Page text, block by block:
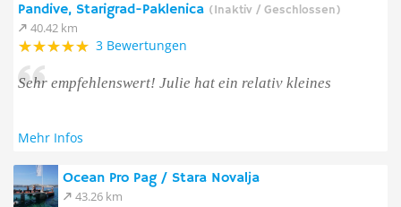
Pandive, Starigrad-Paklenica (Inaktiv / Geschlossen)
40.42 km
3 Bewertungen
Sehr empfehlenswert! Julie hat ein relativ kleines
Mehr Infos
Ocean Pro Pag / Stara Novalja
43.26 km